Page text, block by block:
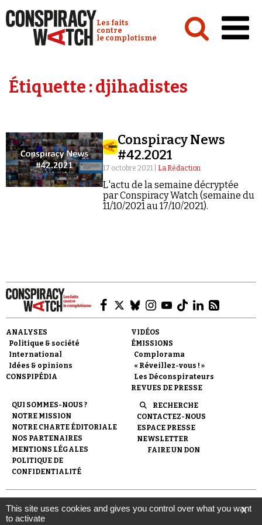
Conspiracy Watch :
Les faits
contre
le complotisme
Analyses
Vidéos
Émissions
Revues de presse
Faire un don
Demander à Vera
Étiquette :djihadistes
Conspiracy News
#42.2021
17 octobre 2021 | La Rédaction
L'actu de la semaine décryptée
par Conspiracy Watch (semaine du
11/10/2021 au 17/10/2021).
ANALYSES
Politique & société
International
Idées & opinions
CONSPIPÉDIA
VIDÉOS
ÉMISSIONS
Complorama
« Réveillez-vous ! »
Les Déconspirateurs
REVUES DE PRESSE
QUI SOMMES-NOUS ?
NOTRE MISSION
NOTRE CHARTE ÉDITORIALE
NOS PARTENAIRES
MENTIONS LÉGALES
POLITIQUE DE
CONFIDENTIALITÉ
RECHERCHE
CONTACTEZ-NOUS
ESPACE PRESSE
NEWSLETTER
FAIRE UN DON
© 2007- 2026 Conspiracy Watch | Une réalisation de
l'Observatoire du conspirationnisme (association loi de 1901) avec
le soutien de la Fondation pour la Mémoire de la Shoah.
X
This site uses cookies and gives you control over what you want
to activate